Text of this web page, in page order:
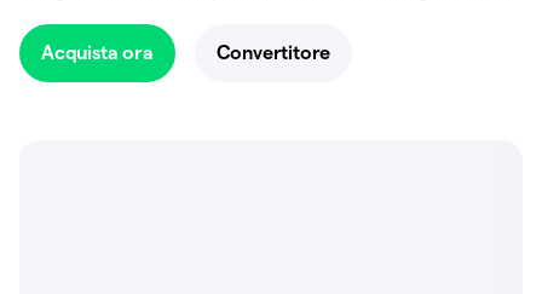
Acquista ora Convertitore